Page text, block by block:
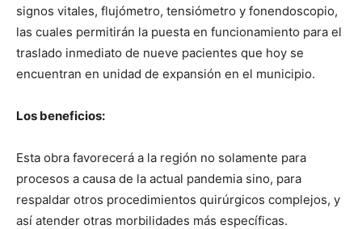
signos vitales, flujómetro, tensiómetro y fonendoscopio,
las cuales permitirán la puesta en funcionamiento para el
traslado inmediato de nueve pacientes que hoy se
encuentran en unidad de expansión en el municipio.
Los beneficios:
Esta obra favorecerá a la región no solamente para
procesos a causa de la actual pandemia sino, para
respaldar otros procedimientos quirúrgicos complejos, y
así atender otras morbilidades más específicas.